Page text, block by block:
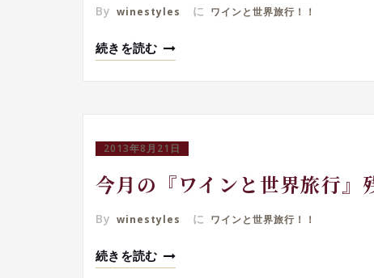
By winestyles に ワインと世界旅行！！
続きを読む
2013年8月21日
今月の『ワインと世界旅行』
By winestyles に ワインと世界旅行！！
続きを読む